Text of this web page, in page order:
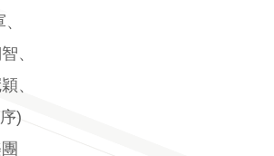
、
、
)